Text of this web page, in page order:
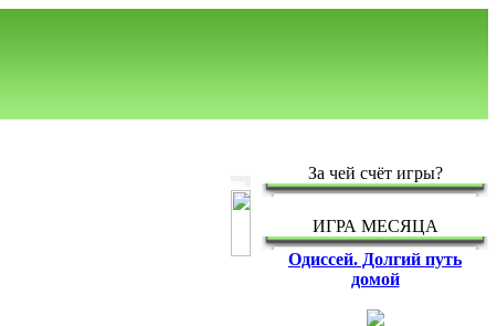
За чей счёт игры?
ИГРА МЕСЯЦА
Одиссей. Долгий путь
домой